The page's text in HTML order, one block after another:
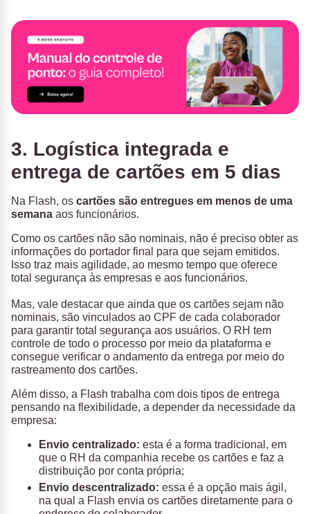
3. Logística integrada e
entrega de cartões em 5 dias
Na Flash, os cartões são entregues em menos de uma
semana aos funcionários.
Como os cartões não são nominais, não é preciso obter as
informações do portador final para que sejam emitidos.
Isso traz mais agilidade, ao mesmo tempo que oferece
total segurança às empresas e aos funcionários.
Mas, vale destacar que ainda que os cartões sejam não
nominais, são vinculados ao CPF de cada colaborador
para garantir total segurança aos usuários. O RH tem
controle de todo o processo por meio da plataforma e
consegue verificar o andamento da entrega por meio do
rastreamento dos cartões.
Além disso, a Flash trabalha com dois tipos de entrega
pensando na flexibilidade, a depender da necessidade da
empresa:
Envio centralizado: esta é a forma tradicional, em
que o RH da companhia recebe os cartões e faz a
distribuição por conta própria;
Envio descentralizado: essa é a opção mais ágil,
na qual a Flash envia os cartões diretamente para o